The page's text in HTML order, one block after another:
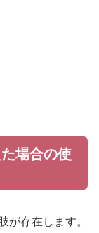
場合の使
が存在します。